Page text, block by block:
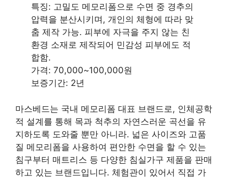
특징: 고밀도 메모리폼으로 수면 중 경추의
압력을 분산시키며, 개인의 체형에 따라 맞
춤 제작 가능. 피부에 자극을 주지 않는 친
환경 소재로 제작되어 민감성 피부에도 적
합함.
가격: 70,000~100,000원
보증기간: 2년
마스베드는 국내 메모리폼 대표 브랜드로, 인체공학
적 설계를 통해 목과 척추의 자연스러운 곡선을 유
지하도록 도와줄 뿐만 아니라. 넓은 사이즈와 고품
질 메모리폼을 사용하여 편안한 수면을 할 수 있는
침구부터 매트리스 등 다양한 침실가구 제품을 판매
하고 있는 브랜드입니다. 체험관이 있어서 직접 가